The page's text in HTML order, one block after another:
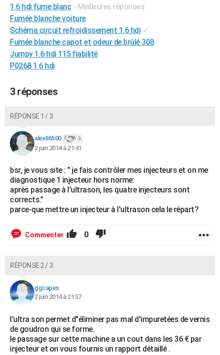
1.6 hdi fume blanc - Meilleures réponses
Fumée blanche voiture
Schéma circuit refroidissement 1.6 hdi ✓
Fumée blanche capot et odeur de brûlé 308
Jumpy 1.6 hdi 115 fiabilité
P0268 1.6 hdi
3 réponses
RÉPONSE 1 / 3
alex86500 3
2 juin 2014 à 21:41
bsr, je vous site : " je fais contrôler mes injecteurs et on me
diagnostique 1 injecteur hors norme:
après passage à l'ultrason, les quatre injecteurs sont
corrects."
parce-que mettre un injecteur à l'ultrason cela le répart?
Commenter 0
RÉPONSE 2 / 3
ggcapes
2 juin 2014 à 21:57
l'ultra son permet d"éliminer pas mal d'impuretées de vernis
de goudron qui se forme.
le passage sur cette machine a un cout dans les 36 € par
injecteur et on vous fournis un rapport détaillé .